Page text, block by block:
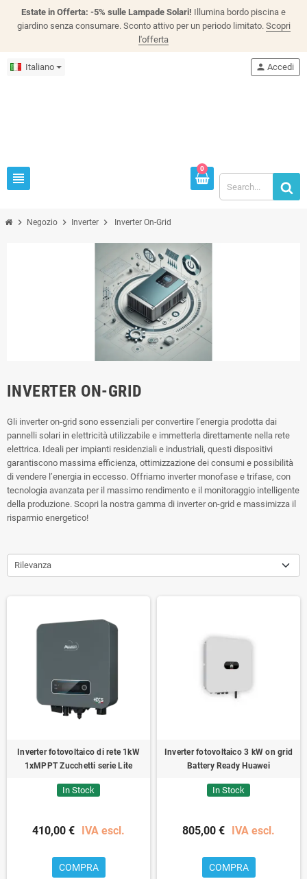
Estate in Offerta: -5% sulle Lampade Solari! Illumina bordo piscina e
giardino senza consumare. Sconto attivo per un periodo limitato. Scopri
l'offerta
Italiano
view_headline
person Accedi
0
chevron_right Negozio chevron_right Inverter chevron_right Inverter On-Grid
INVERTER ON-GRID
Gli inverter on-grid sono essenziali per convertire l’energia prodotta dai
pannelli solari in elettricità utilizzabile e immetterla direttamente nella rete
elettrica. Ideali per impianti residenziali e industriali, questi dispositivi
garantiscono massima efficienza, ottimizzazione dei consumi e possibilità
di vendere l’energia in eccesso. Offriamo inverter monofase e trifase, con
tecnologia avanzata per il massimo rendimento e il monitoraggio intelligente
della produzione. Scopri la nostra gamma di inverter on-grid e massimizza il
risparmio energetico!
Rilevanza
Inverter fotovoltaico di rete 1kW
1xMPPT Zucchetti serie Lite
In Stock
410,00 € IVA escl.
COMPRA
Inverter fotovoltaico 3 kW on grid
Battery Ready Huawei
In Stock
805,00 € IVA escl.
COMPRA